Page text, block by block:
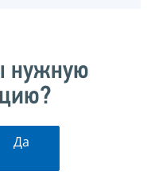
нужную
Да